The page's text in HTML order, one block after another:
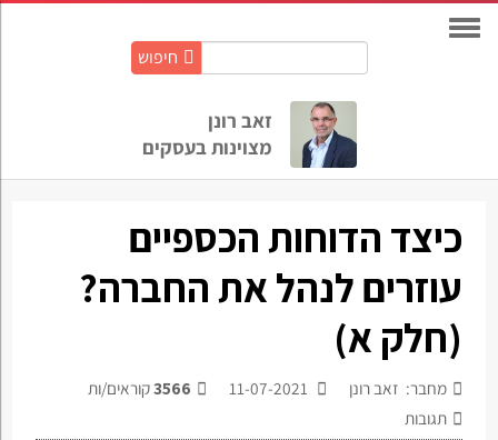
חיפוש
זאב רונן
מצוינות בעסקים
כיצד הדוחות הכספיים
עוזרים לנהל את החברה?
(חלק א)
מחבר: זאב רונן 3566קוראים/ות
תגובות